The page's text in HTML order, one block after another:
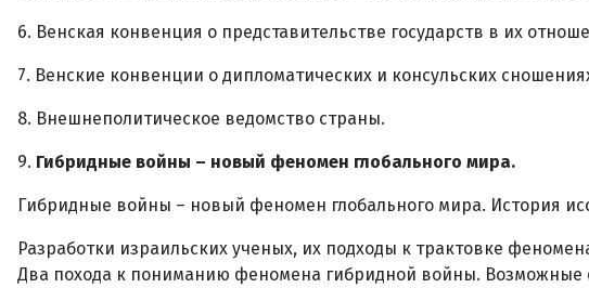
6. Венская конвенция о представительстве государств в их
7. Венские конвенции о дипломатических и консульских
8. Внешнеполитическое ведомство страны.
9. Гибридные войны – новый феномен глобального мира.
Гибридные войны – новый феномен глобального мира. История
Разработки израильских ученых, их подходы к трактовке
Два похода к пониманию феномена гибридной войны. Возможные